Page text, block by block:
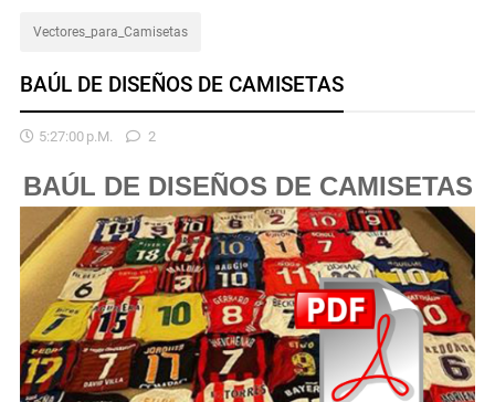
Vectores_para_Camisetas
BAÚL DE DISEÑOS DE CAMISETAS
5:27:00 P.m. 2
BAÚL DE DISEÑOS DE CAMISETAS